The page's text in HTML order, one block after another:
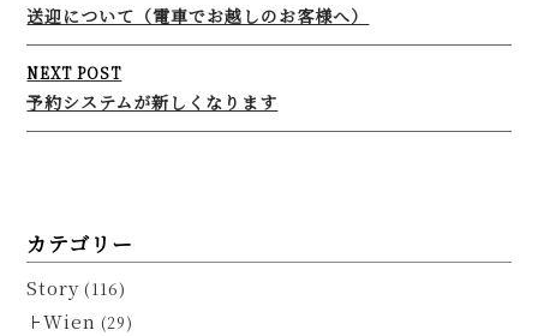
navigation
送迎について（電車でお越しのお客様へ）
NEXT POST
予約システムが新しくなります
カテゴリー
Story (116)
Wien (29)